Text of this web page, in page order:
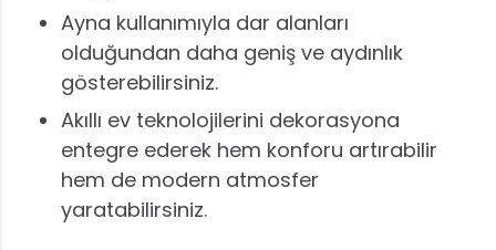
Ayna kullanımıyla dar alanları
olduğundan daha geniş ve aydınlık
gösterebilirsiniz.
Akıllı ev teknolojilerini dekorasyona
entegre ederek hem konforu artırabilir
hem de modern atmosfer
yaratabilirsiniz.